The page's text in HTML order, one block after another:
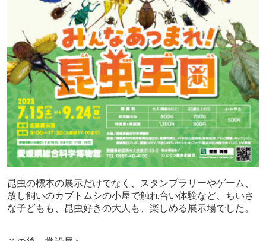
昆虫の標本の展示だけでなく、スタンプラリーやゲーム、
放し飼いのカブトムシの小屋で触れ合い体験など、ちいさ
な子どもも、昆虫好きの大人も、楽しめる展示場でした。